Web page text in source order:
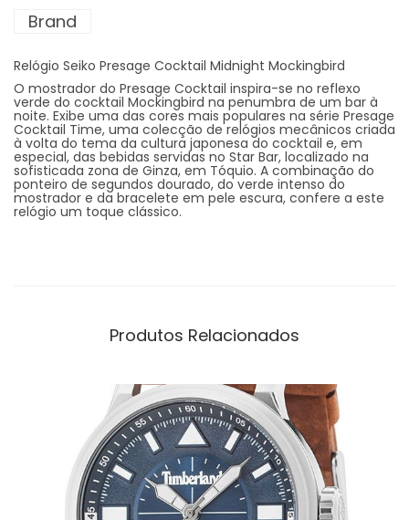
Brand
Relógio Seiko Presage Cocktail Midnight Mockingbird
O mostrador do Presage Cocktail inspira-se no reflexo
verde do cocktail Mockingbird na penumbra de um bar à
noite. Exibe uma das cores mais populares na série Presage
Cocktail Time, uma colecção de relógios mecânicos criada
à volta do tema da cultura japonesa do cocktail e, em
especial, das bebidas servidas no Star Bar, localizado na
sofisticada zona de Ginza, em Tóquio. A combinação do
ponteiro de segundos dourado, do verde intenso do
mostrador e da bracelete em pele escura, confere a este
relógio um toque clássico.
Produtos Relacionados